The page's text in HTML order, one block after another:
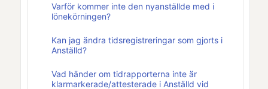
Varför kommer inte den nyanställde med i
lönekörningen?
Kan jag ändra tidsregistreringar som gjorts i
Anställd?
Vad händer om tidrapporterna inte är
klarmarkerade/attesterade i Anställd vid